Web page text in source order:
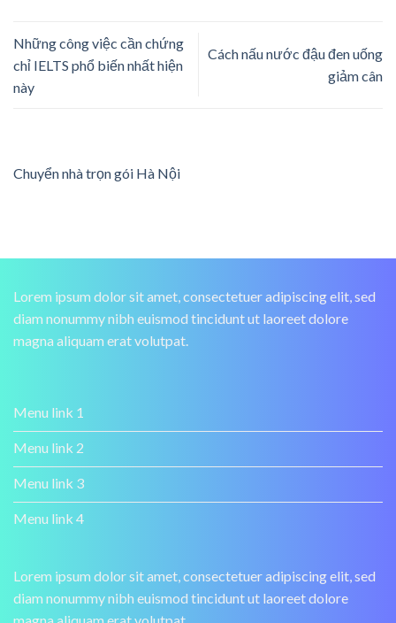
Những công việc cần chứng
chỉ IELTS phổ biến nhất hiện
này
Cách nấu nước đậu đen uống
giảm cân
Chuyển nhà trọn gói Hà Nội
Lorem ipsum dolor sit amet, consectetuer adipiscing elit, sed
diam nonummy nibh euismod tincidunt ut laoreet dolore
magna aliquam erat volutpat.
Menu link 1
Menu link 2
Menu link 3
Menu link 4
Lorem ipsum dolor sit amet, consectetuer adipiscing elit, sed
diam nonummy nibh euismod tincidunt ut laoreet dolore